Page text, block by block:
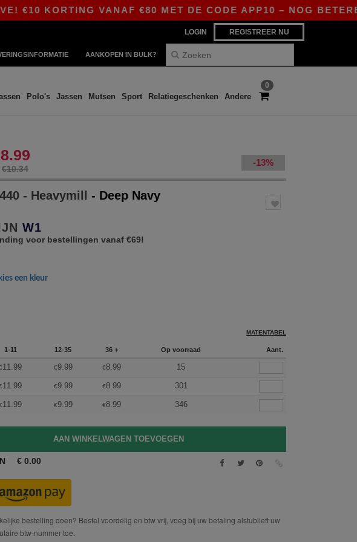
KORTING VANAF €80 MET DE CODE APP10 – NOG BETERE
LOGIN REGISTREER NU
AANKOPEN IN BULK?
0
Polo's Jassen Mutsen Sport Relatiegeschenken Andere
€10.34
-13%
- Heavymill - Deep Navy
W1
voor bestellingen vanaf €69!
kies een kleur
MATENTABEL
1-11 12-35 36 + Op voorraad Aant.
11.99 €9.99 €8.99 15
11.99 €9.99 €8.99 301
11.99 €9.99 €8.99 346
€ 0.00
bestelling doen? Bestel voordelig en btw vrij, voeg bij uw betaling alstublieft uw
btw-nummer toe.